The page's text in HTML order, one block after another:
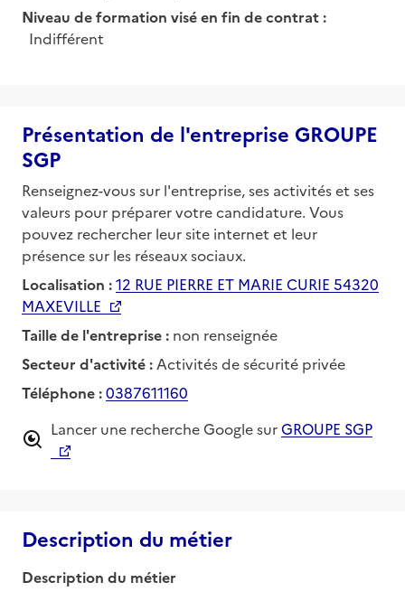
Niveau de formation visé en fin de contrat :
Indifférent
Présentation de l'entreprise GROUPE
SGP
Renseignez-vous sur l'entreprise, ses activités et ses
valeurs pour préparer votre candidature. Vous
pouvez rechercher leur site internet et leur
présence sur les réseaux sociaux.
Localisation :12 RUE PIERRE ET MARIE CURIE 54320
MAXEVILLE
Taille de l'entreprise : non renseignée
Secteur d'activité : Activités de sécurité privée
Téléphone :0387611160
Lancer une recherche Google surGROUPE SGP
Description du métier
Description du métier